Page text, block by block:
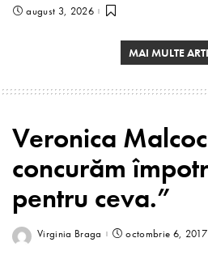
august 3, 2026
MAI MULTE
Veronica
concurăm
pentru ceva.”
Virginia Braga octombrie 6, 2017